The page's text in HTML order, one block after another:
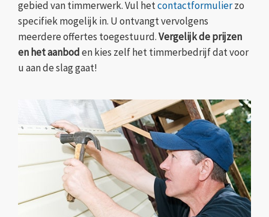
gebied van timmerwerk. Vul hetcontactformulierzo
specifiek mogelijk in. U ontvangt vervolgens
meerdere offertes toegestuurd.Vergelijk de prijzen
en het aanboden kies zelf het timmerbedrijf dat voor
u aan de slag gaat!